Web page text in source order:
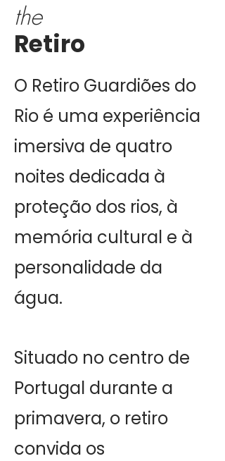
O Retiro Guardiões do
Rio é uma experiência
imersiva de quatro
noites dedicada à
proteção dos rios, à
memória cultural e à
personalidade da
água.
Situado no centro de
Portugal durante a
primavera, o retiro
convida os
Retiro
the